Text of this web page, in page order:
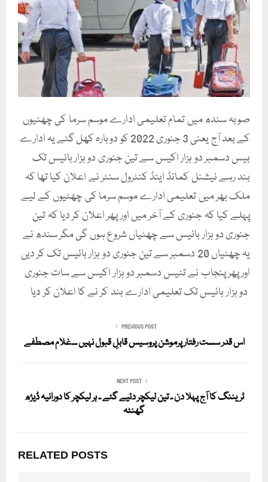
صوبہ سندھ میں تمام تعلیمی ادارے موسم سرما کی چھٹیوں
کے بعد آج یعنی 3 جنوری 2022 کو دوبارہ کھل گئے یہ ادارے
بیس دسمبر دو ہزار اکیس سے تین جنوری دو ہزار بائیس تک
بند رہے نیشنل کمانڈ اینڈ کنٹرول سنٹر نے اعلان کیا تھا کہ
ملک بھر میں تعلیمی ادارے موسم سرما کی چھٹیوں کے لیے
پہلے کیا کہ جنوری کے آخر میں اور پھر اعلان کر دیا کہ تین
جنوری دو ہزار بائیس سے چھٹیاں شروع ہوں گی مگر سندھ نے
یہ چھٹیاں 20 دسمبر سے تین جنوری دو ہزار بائیس تک کر دیں
اور پھر پنجاب نے تئیس دسمبر دو ہزار اکیس سے سات جنوری
PREVIOUS POST
اس قدر سست رفتار پرموشن پروسیس قابلِ قبول نہیں ۔۔غلام مصطفے
NEXT POST
ٹریننگ کا آج پہلا دن ۔ تین لیکچر دئیے گئے ۔ ہر لیکچر کا دورانیہ ڈیڑھ
گھنٹہ
RELATED POSTS